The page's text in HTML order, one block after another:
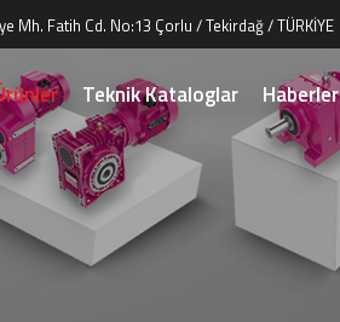
Mh. Fatih Cd. No:13 Çorlu / Tekirdağ / TÜRKİYE
Teknik Kataloglar Haberler